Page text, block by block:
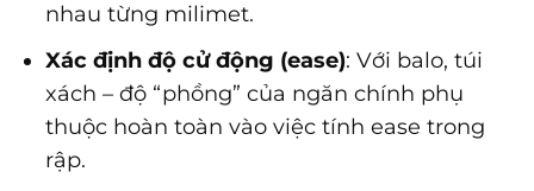
nhau từng milimet.
Xác định độ cử động (ease): Với balo, túi
xách – độ “phồng” của ngăn chính phụ
thuộc hoàn toàn vào việc tính ease trong
rập.